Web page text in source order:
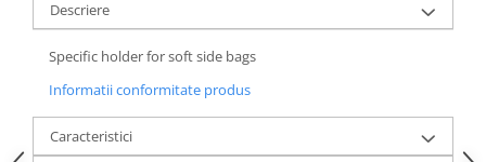
Descriere
Specific holder for soft side bags
Informatii conformitate produs
Caracteristici